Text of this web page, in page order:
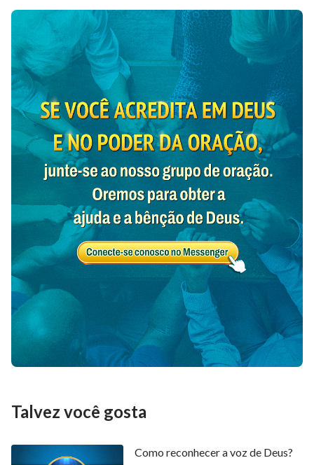
22
23 24 25 26 27
28
30 31 32 33 34
35
36
37 38 39 40
42
43
44 45 46 47
49
50
51 52 53 54 55
56
57
58 59 60 61 62
63
64
65 66 67 68 69
70
71
73 74 75
77
79 80 81 82 83
84
85
86 87 88 89 90
91
92
93 95 96 97
98
99
102 103
106
107 108 109 110 111
112
113
114 115 116 117 118
119
127
128 129
134
135 136 138
140
Talvez você gosta
Como reconhecer a voz de Deus?